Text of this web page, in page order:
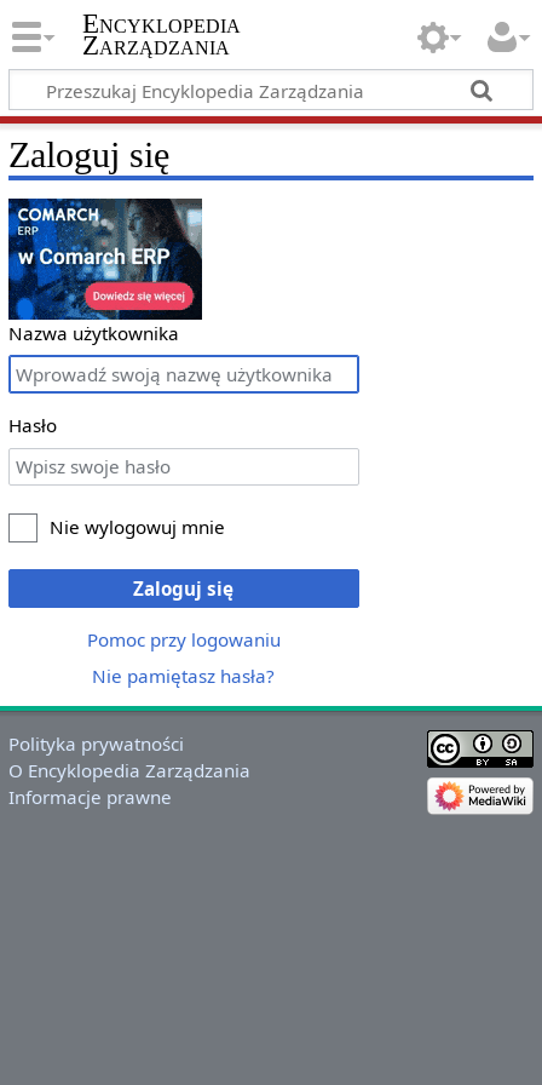
Encyklopedia
Zarządzania
Zaloguj się
Nazwa użytkownika
Hasło
Nie wylogowuj mnie
Zaloguj się
Pomoc przy logowaniu
Nie pamiętasz hasła?
Polityka prywatności
O Encyklopedia Zarządzania
Informacje prawne